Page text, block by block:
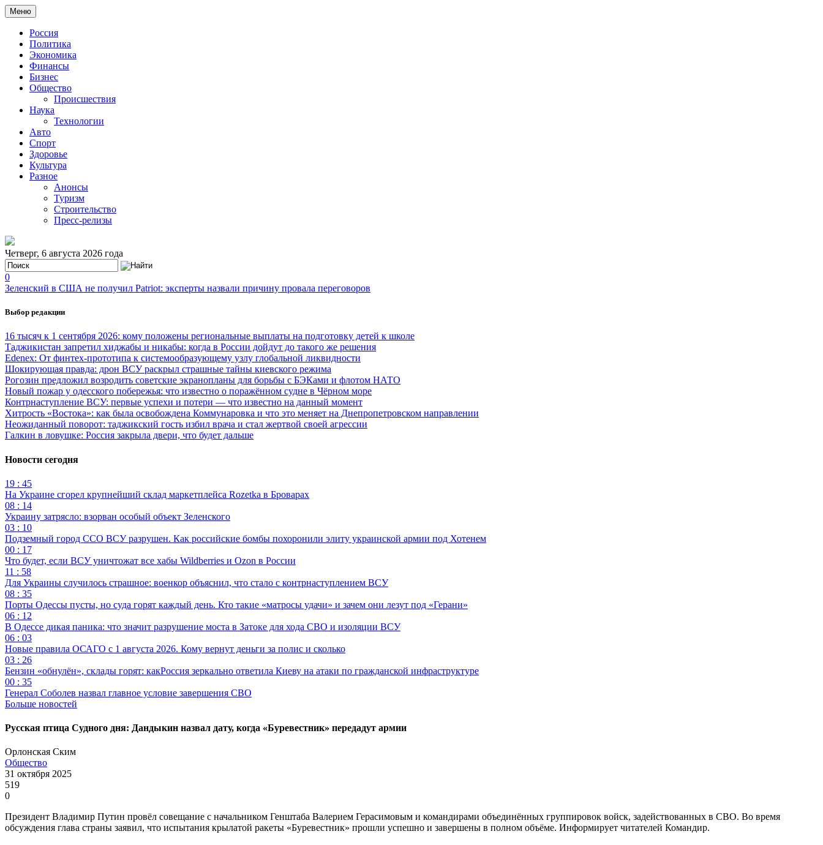
Меню
Россия
Политика
Экономика
Финансы
Бизнес
Общество
Происшествия
Наука
Технологии
Авто
Спорт
Здоровье
Культура
Разное
Анонсы
Туризм
Строительство
Пресс-релизы
Четверг, 6 августа 2026 года
0
Зеленский в США не получил Patriot: эксперты назвали причину провала переговоров
Выбор редакции
16 тысяч к 1 сентября 2026: кому положены региональные выплаты на подготовку детей к школе
Таджикистан запретил хиджабы и никабы: когда в России дойдут до такого же решения
Edenex: От финтех-прототипа к системообразующему узлу глобальной ликвидности
Шокирующая правда: дрон ВСУ раскрыл страшные тайны киевского режима
Рогозин предложил возродить советские экранопланы для борьбы с БЭКами и флотом НАТО
Новый пожар у одесского побережья: что известно о поражённом судне в Чёрном море
Контрнаступление ВСУ: первые успехи и потери — что известно на данный момент
Хитрость «Востока»: как была освобождена Коммунаровка и что это меняет на Днепропетровском направлении
Неожиданный поворот: таджикский гость избил врача и стал жертвой своей агрессии
Галкин в ловушке: Россия закрыла двери, что будет дальше
Новости сегодня
19 : 45
На Украине сгорел крупнейший склад маркетплейса Rozetka в Броварах
08 : 14
Украину затрясло: взорван особый объект Зеленского
03 : 10
Подземный город ССО ВСУ разрушен. Как российские бомбы похоронили элиту украинской армии под Хотенем
00 : 17
Что будет, если ВСУ уничтожат все хабы Wildberries и Ozon в России
11 : 58
Для Украины случилось страшное: военкор объяснил, что стало с контрнаступлением ВСУ
08 : 35
Порты Одессы пусты, но суда горят каждый день. Кто такие «матросы удачи» и зачем они лезут под «Герани»
06 : 12
В Одессе дикая паника: что значит разрушение моста в Затоке для хода СВО и изоляции ВСУ
06 : 03
Новые правила ОСАГО с 1 августа 2026. Кому вернут деньги за полис и сколько
03 : 26
Бензин «обнулён», склады горят: какРоссия зеркально ответила Киеву на атаки по гражданской инфраструктуре
00 : 35
Генерал Соболев назвал главное условие завершения СВО
Больше новостей
Русская птица Судного дня: Дандыкин назвал дату, когда «Буревестник» передадут армии
Орлонская Ским
Общество
31 октября 2025
519
0
Президент Владимир Путин провёл совещание с начальником Генштаба Валерием Герасимовым и командирами объединённых группировок войск, задействованных в СВО. Во время
обсуждения глава страны заявил, что испытания крылатой ракеты «Буревестник» прошли успешно и завершены в полном объёме. Информирует читателей Командир.